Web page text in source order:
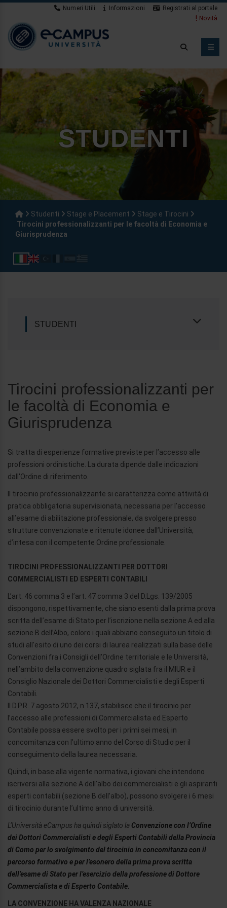
Numeri Utili Informazioni
Registrati al portale
Novità
STUDENTI
Studenti Stage e Placement
Stage e Tirocini
Tirocini professionalizzanti per le facoltà di Economia e
Giurisprudenza
STUDENTI
Tirocini professionalizzanti per
le facoltà di Economia e
Giurisprudenza
Si tratta di esperienze formative previste per l’accesso alle
professioni ordinistiche. La durata dipende dalle indicazioni
dall'Ordine di riferimento.
Il tirocinio professionalizzante si caratterizza come attività di
pratica obbligatoria supervisionata, necessaria per l’accesso
all’esame di abilitazione professionale, da svolgere presso
strutture convenzionate e ritenute idonee dall’Università,
d’intesa con il competente Ordine professionale.
TIROCINI PROFESSIONALIZZANTI PER DOTTORI
COMMERCIALISTI ED ESPERTI CONTABILI
L’art. 46 comma 3 e l’art. 47 comma 3 del D.Lgs. 139/2005
dispongono, rispettivamente, che siano esenti dalla prima prova
scritta dell’esame di Stato per l’iscrizione nella sezione A ed alla
sezione B dell’Albo, coloro i quali abbiano conseguito un titolo di
studi all’esito di uno dei corsi di laurea realizzati sulla base delle
Convenzioni fra i Consigli dell’Ordine territoriale e le Università,
nell’ambito della convenzione quadro siglata fra il MIUR e il
Consiglio Nazionale dei Dottori Commercialisti e degli Esperti
Contabili.
Il D.P.R. 7 agosto 2012, n.137, stabilisce che il tirocinio per
l’accesso alle professioni di Commercialista ed Esperto
Contabile possa essere svolto per i primi sei mesi, in
concomitanza con l’ultimo anno del Corso di Studio per il
conseguimento della laurea necessaria.
Quindi, in base alla vigente normativa, i giovani che intendono
iscriversi alla sezione A dell’albo dei commercialisti e gli aspiranti
esperti contabili (sezione B dell’albo), possono svolgere i 6 mesi
di tirocinio durante l’ultimo anno di università.
L’Università eCampus ha quindi siglato la Convenzione con l’Ordine
dei Dottori Commercialisti e degli Esperti Contabili della Provincia
di Como per lo svolgimento del tirocinio in concomitanza con il
percorso formativo e per l’esonero della prima prova scritta
dell’esame di Stato per l’esercizio della professione di Dottore
Commercialista e di Esperto Contabile.
LA CONVENZIONE HA VALENZA NAZIONALE